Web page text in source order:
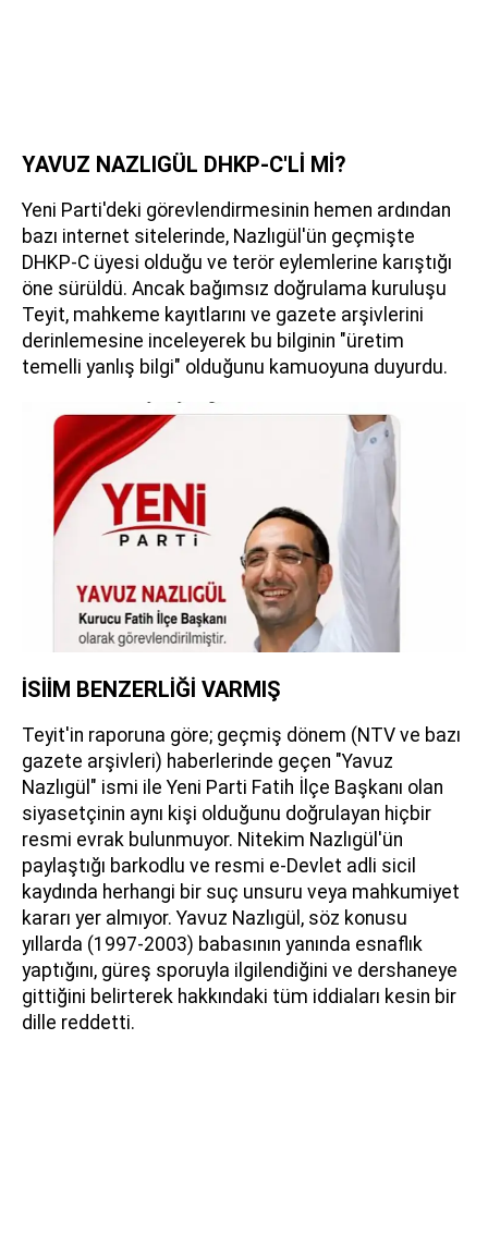
YAVUZ NAZLIGÜL DHKP-C'Lİ Mİ?
Yeni Parti'deki görevlendirmesinin hemen ardından
bazı internet sitelerinde, Nazlıgül'ün geçmişte
DHKP-C üyesi olduğu ve terör eylemlerine karıştığı
öne sürüldü. Ancak bağımsız doğrulama kuruluşu
Teyit, mahkeme kayıtlarını ve gazete arşivlerini
derinlemesine inceleyerek bu bilginin "üretim
temelli yanlış bilgi" olduğunu kamuoyuna duyurdu.
İSİİM BENZERLİĞİ VARMIŞ
Teyit'in raporuna göre; geçmiş dönem (NTV ve bazı
gazete arşivleri) haberlerinde geçen "Yavuz
Nazlıgül" ismi ile Yeni Parti Fatih İlçe Başkanı olan
siyasetçinin aynı kişi olduğunu doğrulayan hiçbir
resmi evrak bulunmuyor. Nitekim Nazlıgül'ün
paylaştığı barkodlu ve resmi e-Devlet adli sicil
kaydında herhangi bir suç unsuru veya mahkumiyet
kararı yer almıyor. Yavuz Nazlıgül, söz konusu
yıllarda (1997-2003) babasının yanında esnaflık
yaptığını, güreş sporuyla ilgilendiğini ve dershaneye
gittiğini belirterek hakkındaki tüm iddiaları kesin bir
dille reddetti.